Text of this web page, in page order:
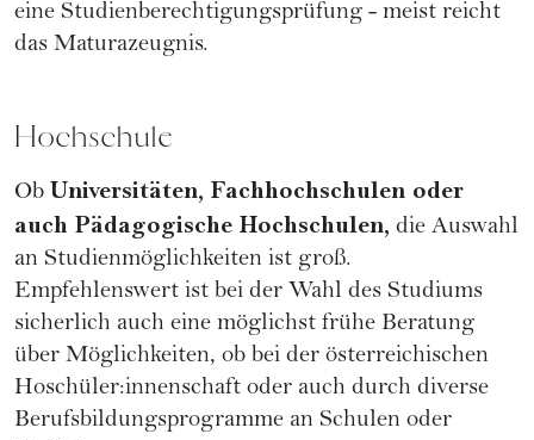
eine Studienberechtigungsprüfung - meist reicht
das Maturazeugnis.
Hochschule
Ob Universitäten, Fachhochschulen oder
auch Pädagogische Hochschulen, die Auswahl
an Studienmöglichkeiten ist groß.
Empfehlenswert ist bei der Wahl des Studiums
sicherlich auch eine möglichst frühe Beratung
über Möglichkeiten, ob bei der österreichischen
Hoschüler:innenschaft oder auch durch diverse
Berufsbildungsprogramme an Schulen oder